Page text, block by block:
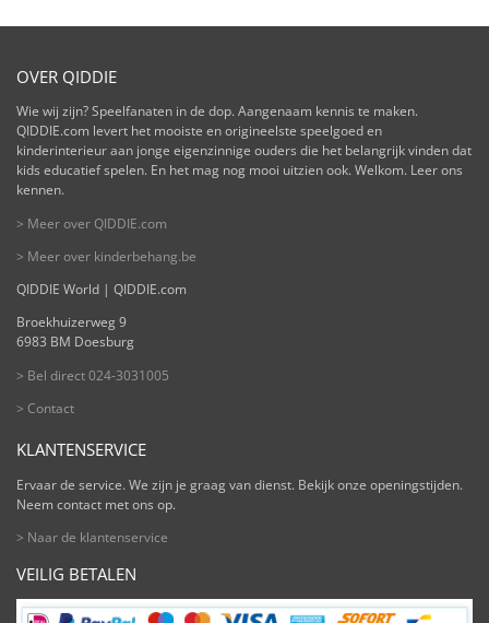
OVER QIDDIE
Wie wij zijn? Speelfanaten in de dop. Aangenaam kennis te maken.
QIDDIE.com levert het mooiste en origineelste speelgoed en
kinderinterieur aan jonge eigenzinnige ouders die het belangrijk vinden dat
kids educatief spelen. En het mag nog mooi uitzien ook. Welkom. Leer ons
kennen.
> Meer over QIDDIE.com
> Meer over kinderbehang.be
QIDDIE World | QIDDIE.com
Broekhuizerweg 9
6983 BM Doesburg
> Bel direct 024-3031005
> Contact
KLANTENSERVICE
Ervaar de service. We zijn je graag van dienst. Bekijk onze openingstijden.
Neem contact met ons op.
> Naar de klantenservice
VEILIG BETALEN